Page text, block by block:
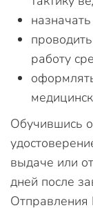
работу
Обучившись
выдаче или
дней после
Отправления